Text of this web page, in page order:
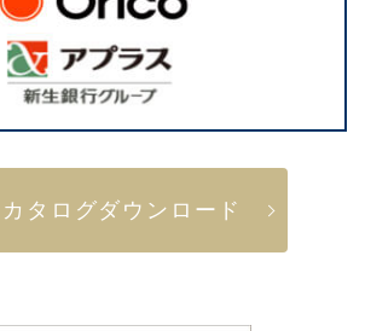
タログダウンロード